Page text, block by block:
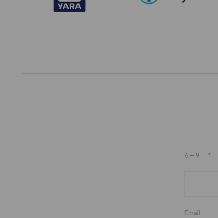
6 + 9 = *
Email